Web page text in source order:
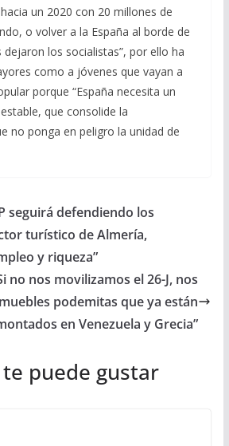
un 2020 con 20 millones de
o volver a la España al borde de
dejaron los socialistas”, por ello ha
como a jóvenes que vayan a
porque “España necesita un
que consolide la
no ponga en peligro la unidad de
seguirá defendiendo los
turístico de Almería,
y riqueza”
no nos movilizamos el 26-J, nos
podemitas que ya están
en Venezuela y Grecia”
puede gustar